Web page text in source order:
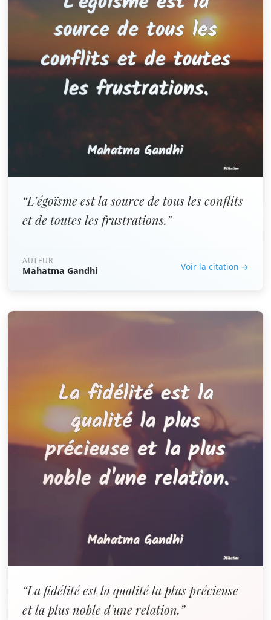
“L'égoïsme est la source de tous les conflits
et de toutes les frustrations.”
AUTEUR
Mahatma Gandhi Voir la citation →
“La fidélité est la qualité la plus précieuse
et la plus noble d'une relation.”